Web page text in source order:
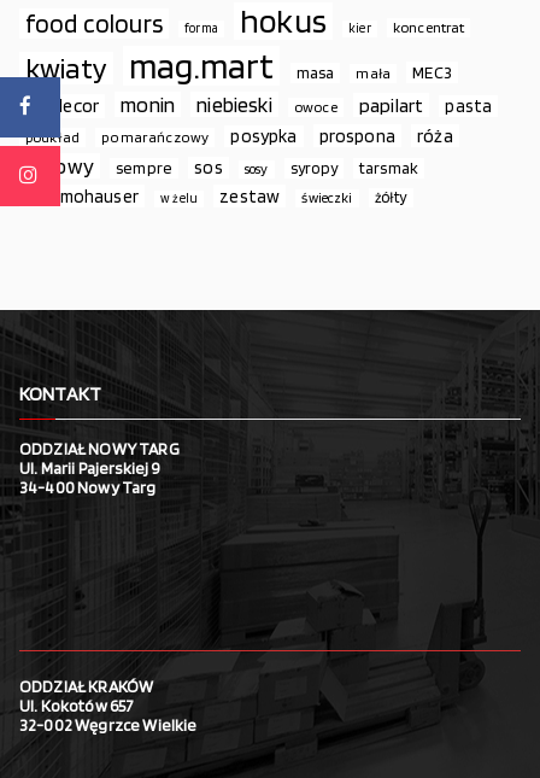
food colours forma hokus kier koncentrat
kwiaty mag.mart masa mała MEC3
modecor monin niebieski owoce papilart pasta
podkład pomarańczowy posypka prospona róża
różowy sempre sos sosy syropy tarsmak
thermohauser w żelu zestaw świeczki żółty
KONTAKT
ODDZIAŁ NOWY TARG
Ul. Marii Pajerskiej 9
34-400 Nowy Targ
ODDZIAŁ KRAKÓW
Ul. Kokotów 657
32-002 Węgrzce Wielkie